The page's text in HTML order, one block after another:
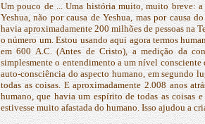
Um pouco de ... Uma história muito, muito breve:
Yeshua, não por causa de Yeshua, mas por causa
havia aproximadamente 200 milhões de pessoas na
o número um. Estou usando aqui agora termos
em 600 A.C. (Antes de Cristo), a medição da
simplesmente o entendimento a um nível
auto-consciência do aspecto humano, em segundo
todas as coisas. E aproximadamente 2.008 anos
humano, que havia um espírito de todas as coisas
estivesse muito afastada do humano. Isso ajudou a